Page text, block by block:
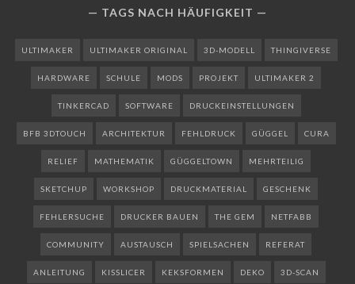
TAGS NACH HÄUFIGKEIT
ULTIMAKER ULTIMAKER ORIGINAL 3D-MODELL THINGIVERSE
HARDWARE SCHULE MODS PROJEKT ULTIMAKER 2
TINKERCAD SOFTWARE DRUCKEINSTELLUNGEN
BFB 3DTOUCH ARCHITEKTUR FEHLDRUCK GÜGGEL CURA
RELIEF MATHEMATIK GÜGGELTOWN MEHRTEILIG
SKETCHUP WORKSHOP DRUCKMATERIAL GESCHENK
FEHLERSUCHE DRUCKER BAUEN THE GEM NETFABB
COMMUNITY AUSTAUSCH SPIELSACHEN REFERAT
ANLEITUNG KISSLICER KEKSFORMEN DEKO 3D-SCAN